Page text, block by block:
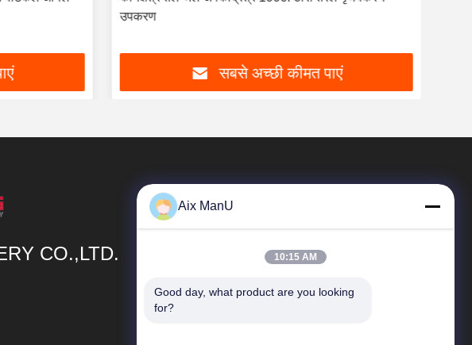
उपकरण
सबसे अच्छी कीमत पाएं
CO.,LTD.
त्वरित सम्पक
Aix ManU
10:15 AM
Good day, what product are you looking
for?